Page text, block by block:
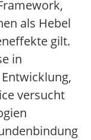
als Hebel
gilt.
in
versucht